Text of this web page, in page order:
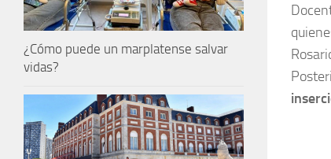
¿Cómo puede un marplatense salvar
vidas?